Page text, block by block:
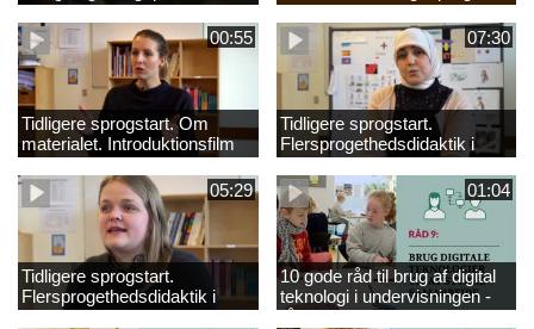
00:55
Tidligere sprogstart. Om
materialet. Introduktionsfilm
07:30
Tidligere sprogstart.
Flersprogethedsdidaktik i
fransk og tysk
05:29
Tidligere sprogstart.
Flersprogethedsdidaktik i
engelsk
01:04
10 gode råd til brug af digital
teknologi i undervisningen -
råd 9